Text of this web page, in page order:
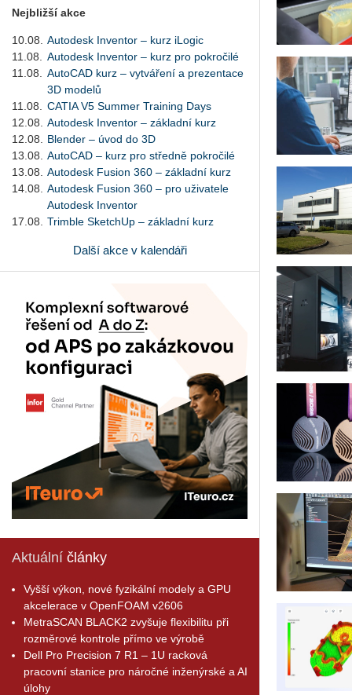
Nejbližší akce
10.08.
Autodesk Inventor – kurz iLogic
11.08.
Autodesk Inventor – kurz pro pokročilé
11.08.
AutoCAD kurz – vytváření a prezentace
3D modelů
11.08.
CATIA V5 Summer Training Days
12.08.
Autodesk Inventor – základní kurz
12.08.
Blender – úvod do 3D
13.08.
AutoCAD – kurz pro středně pokročilé
13.08.
Autodesk Fusion 360 – základní kurz
14.08.
Autodesk Fusion 360 – pro uživatele
Autodesk Inventor
17.08.
Trimble SketchUp – základní kurz
Další akce v kalendáři
Aktuální články
Vyšší výkon, nové fyzikální modely a GPU
akcelerace v OpenFOAM v2606
MetraSCAN BLACK2 zvyšuje flexibilitu při
rozměrové kontrole přímo ve výrobě
Dell Pro Precision 7 R1 – 1U racková
pracovní stanice pro náročné inženýrské a AI
úlohy